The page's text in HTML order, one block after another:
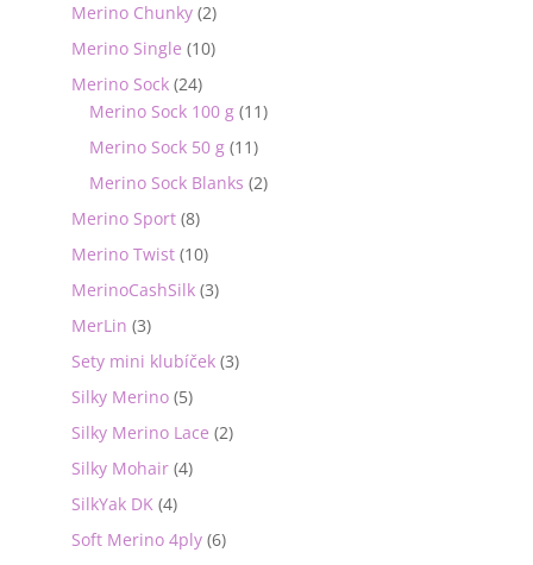
Merino Chunky (2)
Merino Single (10)
Merino Sock (24)
Merino Sock 100 g (11)
Merino Sock 50 g (11)
Merino Sock Blanks (2)
Merino Sport (8)
Merino Twist (10)
MerinoCashSilk (3)
MerLin (3)
Sety mini klubíček (3)
Silky Merino (5)
Silky Merino Lace (2)
Silky Mohair (4)
SilkYak DK (4)
Soft Merino 4ply (6)